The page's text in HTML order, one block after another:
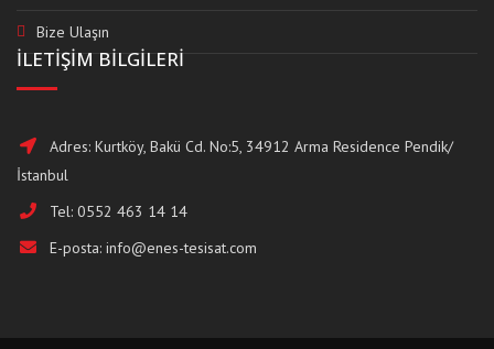
Bize Ulaşın
İLETİŞİM BİLGİLERİ
Adres: Kurtköy, Bakü Cd. No:5, 34912 Arma Residence Pendik/
İstanbul
Tel: 0552 463 14 14
E-posta: info@enes-tesisat.com